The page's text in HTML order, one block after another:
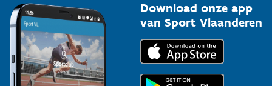
Download onze app
van Sport Vlaanderen